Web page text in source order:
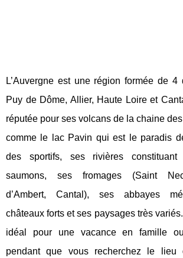
L’Auvergne est une région formée de 4
Puy de Dôme, Allier, Haute Loire et
réputée pour ses volcans de la chaine
comme le lac Pavin qui est le paradis
des sportifs, ses rivières
saumons, ses fromages (Saint
d’Ambert, Cantal), ses abbayes
châteaux forts et ses paysages très
idéal pour une vacance en famille
pendant que vous recherchez le lieu